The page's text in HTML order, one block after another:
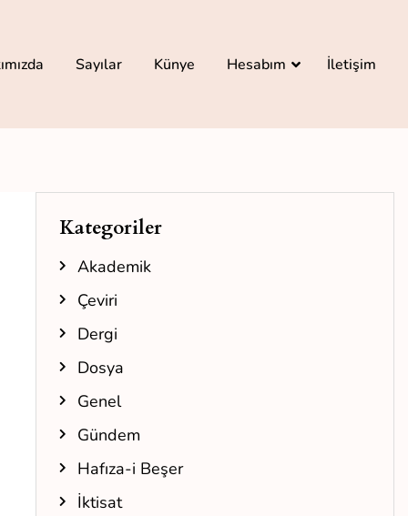
Sayılar Künye Hesabım İletişim
Kategoriler
Akademik
Çeviri
Dergi
Dosya
Genel
Gündem
Hafıza-i Beşer
İktisat